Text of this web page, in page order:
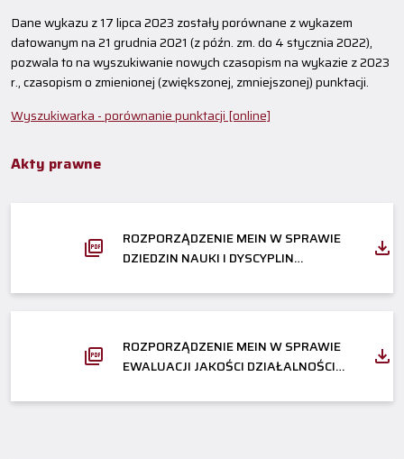
Dane wykazu z 17 lipca 2023 zostały porównane z wykazem
datowanym na 21 grudnia 2021 (z późn. zm. do 4 stycznia 2022),
pozwala to na wyszukiwanie nowych czasopism na wykazie z 2023
r., czasopism o zmienionej (zwiększonej, zmniejszonej) punktacji.
Wyszukiwarka - porównanie punktacji [online]
Akty prawne
ROZPORZĄDZENIE MEIN W SPRAWIE
DZIEDZIN NAUKI I DYSCYPLIN
ARTYSTYCZNYCH
ROZPORZĄDZENIE MEIN W SPRAWIE
EWALUACJI JAKOŚCI DZIAŁALNOŚCI